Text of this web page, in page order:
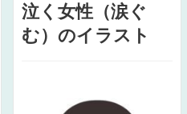
泣く女性（涙ぐ
む）のイラスト